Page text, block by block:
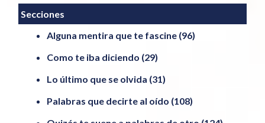
Secciones
Alguna mentira que te fascine (96)
Como te iba diciendo (29)
Lo último que se olvida (31)
Palabras que decirte al oído (108)